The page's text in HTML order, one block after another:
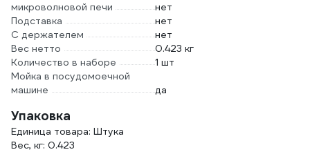
микроволновой печи
нет
Подставка
нет
С держателем
нет
Вес нетто
0.423 кг
Количество в наборе
1 шт
Мойка в посудомоечной
машине
да
Упаковка
Единица товара: Штука
Вес, кг: 0.423